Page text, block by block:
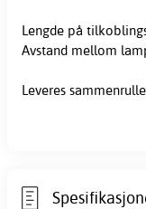
Lengde på
Avstand mellom
Leveres